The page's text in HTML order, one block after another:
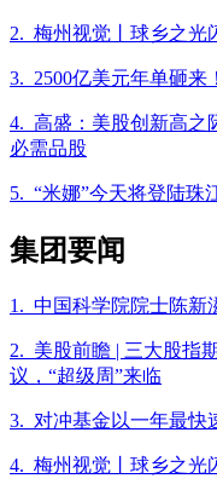
2. 梅州视觉丨球乡之光
3. 2500亿美元年单砸来
4. 高盛：美股创新高之
必需品股
5. “米娜”今天将登陆珠
集团要闻
1. 中国科学院院士陈新
2. 美股前瞻 | 三大股指
议，“超级周”来临
3. 对冲基金以一年最快
4. 梅州视觉丨球乡之光